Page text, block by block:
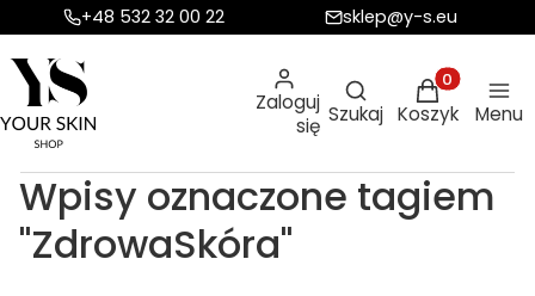
+48 532 32 00 22 sklep@y-s.eu
Zaloguj
się
Otwórz
Szukaj
Produkty w
Koszyk Menu
Wpisy oznaczone tagiem
"ZdrowaSkóra"